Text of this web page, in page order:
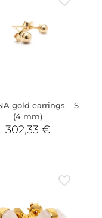
gold earrings – S
(4 mm)
302,33 €